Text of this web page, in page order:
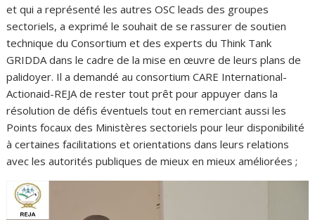
et qui a représenté les autres OSC leads des groupes
sectoriels, a exprimé le souhait de se rassurer de soutien
technique du Consortium et des experts du Think Tank
GRIDDA dans le cadre de la mise en œuvre de leurs plans de
palidoyer. Il a demandé au consortium CARE International-
Actionaid-REJA de rester tout prêt pour appuyer dans la
résolution de défis éventuels tout en remerciant aussi les
Points focaux des Ministères sectoriels pour leur disponibilité
à certaines facilitations et orientations dans leurs relations
avec les autorités publiques de mieux en mieux améliorées ;